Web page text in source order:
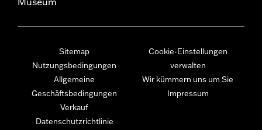
Sitemap
Nutzungsbedingungen
Allgemeine
Geschäftsbedingungen
Verkauf
Datenschutzrichtlinie
Cookie-Einstellungen
verwalten
Wir kümmern uns um Sie
Impressum